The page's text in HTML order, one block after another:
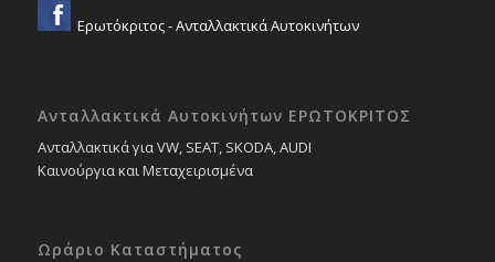
Ερωτόκριτος - Ανταλλακτικά Αυτοκινήτων
Ανταλλακτικά Αυτοκινήτων ΕΡΩΤΟΚΡΙΤΟΣ
Ανταλλακτικά για VW, SEAT, SKODA, AUDI
Καινούργια και Μεταχειρισμένα
Ωράριο Καταστήματος